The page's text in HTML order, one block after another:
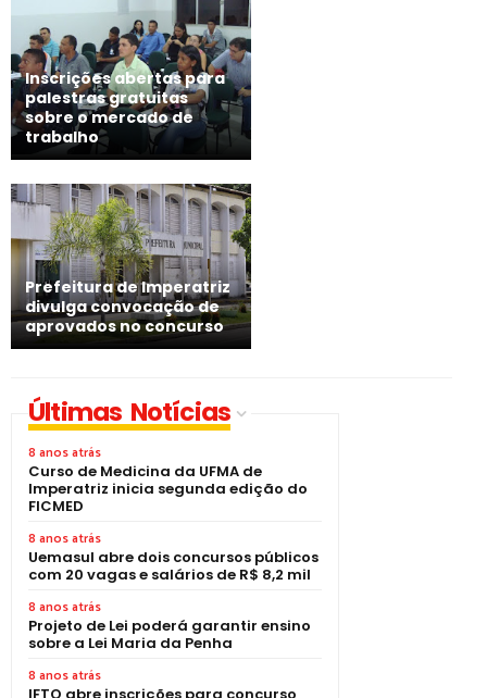
Inscrições abertas para
palestras gratuitas
sobre o mercado de
trabalho
Prefeitura de Imperatriz
divulga convocação de
aprovados no concurso
Últimas Notícias
8 anos atrás
Curso de Medicina da UFMA de
Imperatriz inicia segunda edição do
FICMED
8 anos atrás
Uemasul abre dois concursos públicos
com 20 vagas e salários de R$ 8,2 mil
8 anos atrás
Projeto de Lei poderá garantir ensino
sobre a Lei Maria da Penha
8 anos atrás